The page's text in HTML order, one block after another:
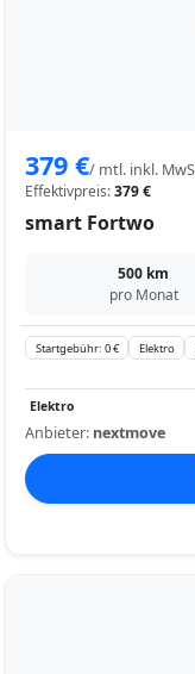
379 €/ mtl. inkl.
Effektivpreis:379 €
smart Fortwo
500 km
pro Monat
Startgebühr: 0 € Elektro
Elektro
Anbieter: nextmove